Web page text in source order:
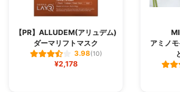
【PR】ALLUDEM(アリュデム)
ダーマリフトマスク
3.98(10)
¥2,178
アミノ